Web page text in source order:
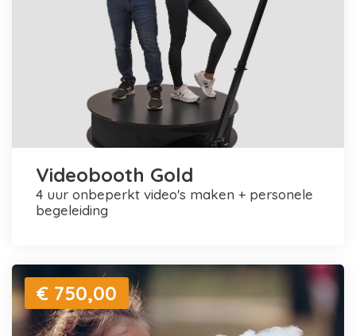
Videobooth Gold
4 uur onbeperkt video's maken + personele
begeleiding
€ 750,00